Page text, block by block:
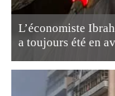
L’économiste
a toujours été en